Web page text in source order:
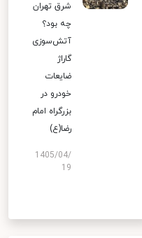
شرق تهران
چه بود؟
آتش‌سوزی
گاراژ
ضایعات
خودرو در
بزرگراه امام
رضا(ع)
1405/04/
19